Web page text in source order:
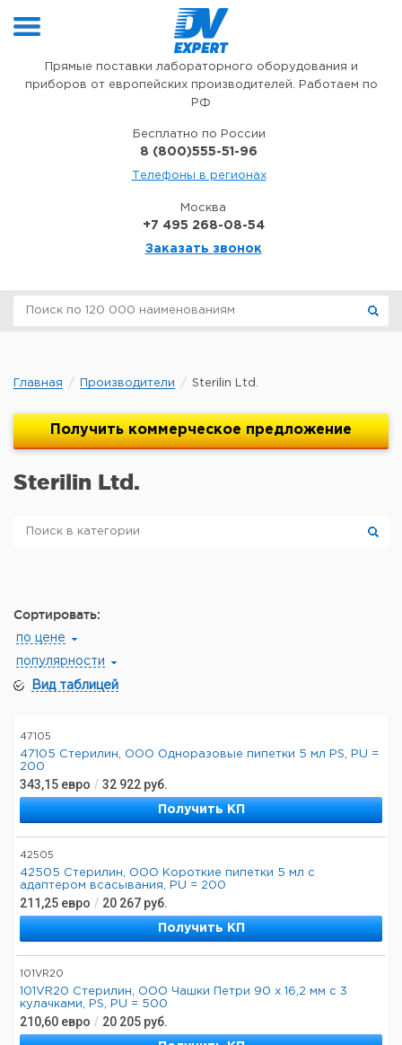
Прямые поставки лабораторного оборудования и
приборов от европейских производителей. Работаем по
РФ
Бесплатно по России
8 (800)555-51-96
Телефоны в регионах
Москва
+7 495 268-08-54
Заказать звонок
Главная Производители Sterilin Ltd.
Получить коммерческое предложение
Sterilin Ltd.
Сортировать:
по цене
популярности
Вид таблицей
47105
47105 Стерилин, ООО Одноразовые пипетки 5 мл PS, PU =
200
343,15 евро / 32 922 руб.
Получить КП
42505
42505 Стерилин, ООО Короткие пипетки 5 мл с
адаптером всасывания, PU = 200
211,25 евро / 20 267 руб.
Получить КП
101VR20
101VR20 Стерилин, ООО Чашки Петри 90 х 16,2 мм с 3
кулачками, PS, PU = 500
210,60 евро / 20 205 руб.